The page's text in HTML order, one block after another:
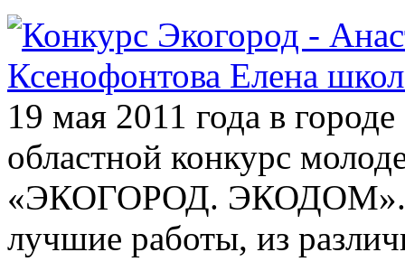
19 мая 2011 года в
областной конкурс
«ЭКОГОРОД. ЭКОДОМ».
лучшие работы, из